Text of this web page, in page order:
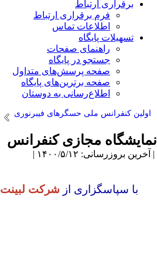
برقراری ارتباط
فرم برقراری ارتباط
اطلاعات تماس
تسهیلات پایگاه
راهنمای صفحات
جستجو در پایگاه
صفحه پرسش‌های متداول
صفحه برترین‌های پایگاه
اطلاع‌رسانی به دوستان
اولین کنفرانس ملی حسگرهای فیبرنوری
نمایشگاه مجازی کنفرانس
| آخرین بروزرسانی: ۱۴۰۰/۵/۱۲ |
با سپاسگزاری از شرکت لبینت